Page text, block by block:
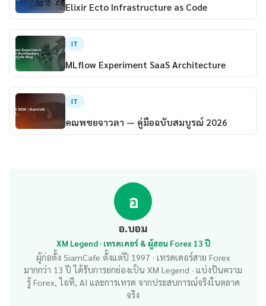
Elixir Ecto Infrastructure as Code
IT
MLflow Experiment SaaS Architecture
IT
คณพชยจาวลา — คู่มือฉบับสมบูรณ์ 2026
อ
อ.บอม
XM Legend · เทรดเดอร์ & ผู้สอน Forex 13 ปี
ผู้ก่อตั้ง SiamCafe ตั้งแต่ปี 1997 · เทรดเดอร์สาย Forex
มากกว่า 13 ปี ได้รับการยกย่องเป็น XM Legend · แบ่งปันความ
รู้ Forex, ไอที, AI และการเทรด จากประสบการณ์จริงในตลาด
จริง